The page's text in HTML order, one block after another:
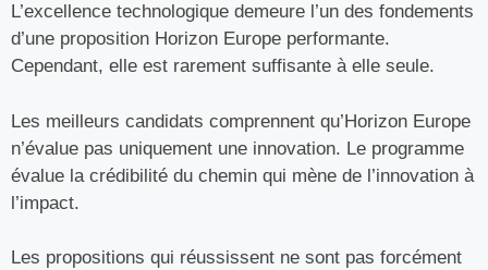
L’excellence technologique demeure l’un des fondements
d’une proposition Horizon Europe performante.
Cependant, elle est rarement suffisante à elle seule.
Les meilleurs candidats comprennent qu’Horizon Europe
n’évalue pas uniquement une innovation. Le programme
évalue la crédibilité du chemin qui mène de l’innovation à
l’impact.
Les propositions qui réussissent ne sont pas forcément